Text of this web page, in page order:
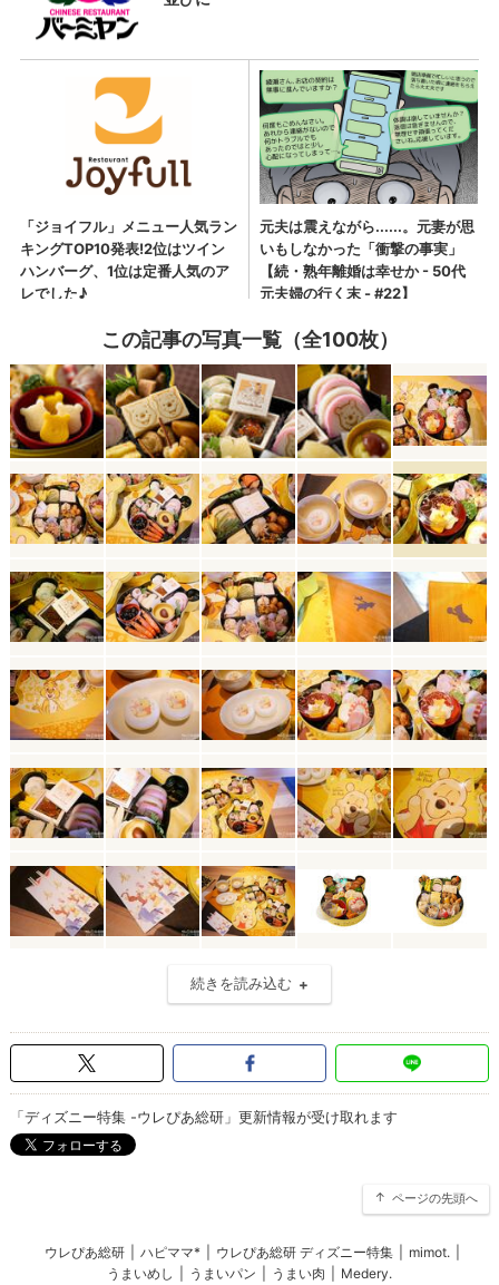
この記事の写真一覧（全100枚）
続きを読み込む
「ディズニー特集 -ウレぴあ総研」更新情報が受け取れます
ページの先頭へ
ウレぴあ総研 ハピママ* ウレぴあ総研 ディズニー特集 mimot.
うまいめし
うまいパン うまい肉 Medery.